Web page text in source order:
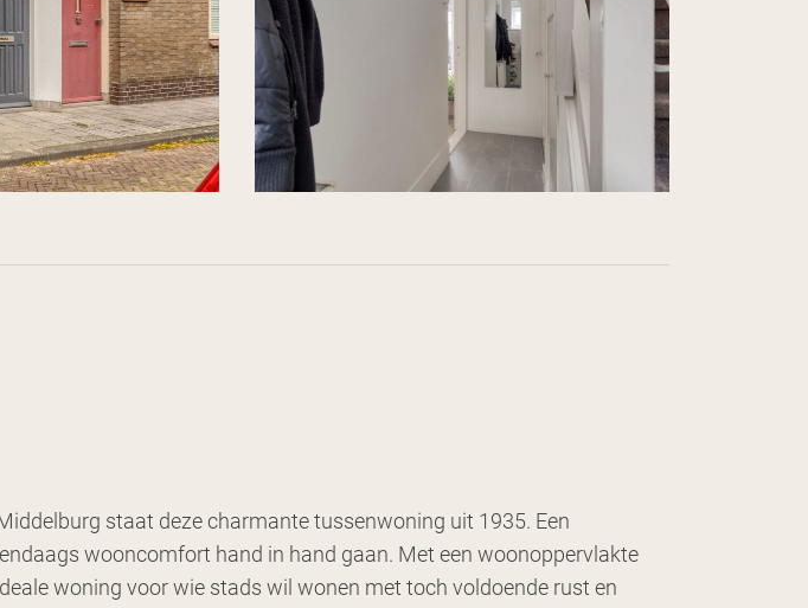
staat deze charmante tussenwoning uit 1935. Een
wooncomfort hand in hand gaan. Met een woonoppervlakte
woning voor wie stads wil wonen met toch voldoende rust en